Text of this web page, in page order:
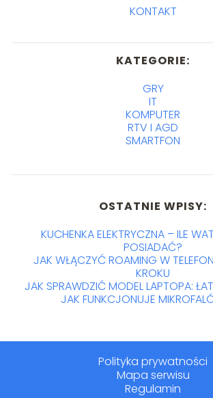
KONTAKT
KATEGORIE:
GRY
IT
KOMPUTER
RTV I AGD
SMARTFON
OSTATNIE WPISY:
KUCHENKA ELEKTRYCZNA – ILE
POSIADAĆ?
JAK WŁĄCZYĆ ROAMING W
KROKU
JAK SPRAWDZIĆ MODEL LAPTOPA:
JAK FUNKCJONUJE
Polityka prywatności
Mapa serwisu
Regulamin